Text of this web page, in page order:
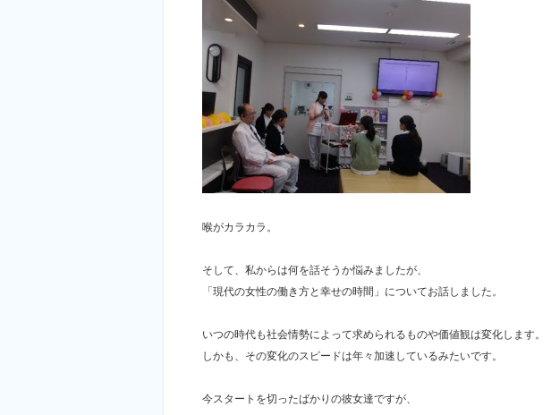
喉がカラカラ。
そして、私からは何を話そうか悩みましたが、
「現代の女性の働き方と幸せの時間」についてお話しました。
いつの時代も社会情勢によって求められるものや価値観は変化します。
しかも、その変化のスピードは年々加速しているみたいです。
今スタートを切ったばかりの彼女達ですが、